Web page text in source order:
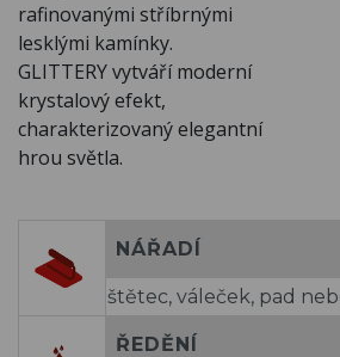
rafinovanými stříbrnými
lesklými kamínky.
GLITTERY vytváří moderní
krystalový efekt,
charakterizovaný elegantní
hrou světla.
NÁŘADÍ
štětec, váleček, pad
ŘEDĚNÍ